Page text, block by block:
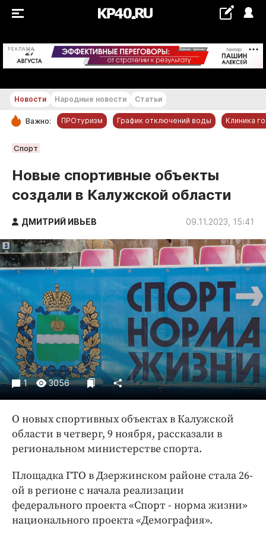
РЕКЛАМА +22...+23 °С
РУБРИКИ
Новости компаний
Статьи
Народные новости
Авто и транспорт
Благоустройство
Криминал
Культура
Недвижимость и ЖКХ
Образование
Общество
Погода
Праздники
Происшествия
Спорт
Экономика и бизнес
Блоги
Издания
Медиаперсона
Новости Народные новости Статьи
Важно: ПРОтуризм График отключений воды Клиника
Спорт
Новые спортивные объекты
создали в Калужской области
ДМИТРИЙ ИВЬЕВ 09.11.2023, 15:41
1 3056
О новых спортивных объектах в Калужской
области в четверг, 9 ноября, рассказали в
региональном министерстве спорта.
Площадка ГТО в Дзержинском районе стала 26-
ой в регионе с начала реализации
федерального проекта «Спорт - норма жизни»
национального проекта «Демография».